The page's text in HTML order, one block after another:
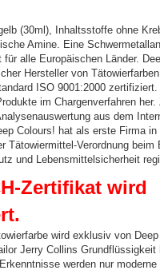
(30ml), Inhaltsstoffe ohne
Amine. Eine
für alle Europäischen Länder.
Hersteller von
ISO 9001:2000 zertifiziert.
im Chargenverfahren her.
aus dem
Colours! hat als erste Firma in
Tätowiermittel-Verordnung beim
und Lebensmittelsicherheit
Zertifikat wird
wird exklusiv von
Jerry Collins Grundflüssigkeit
werden nur